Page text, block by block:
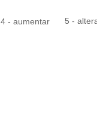
4 - aumentar 5 -